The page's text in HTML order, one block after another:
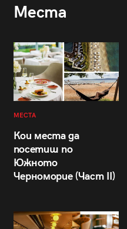
Места
МЕСТА
Кои места да
посетиш по
Южното
Черноморие (Част II)